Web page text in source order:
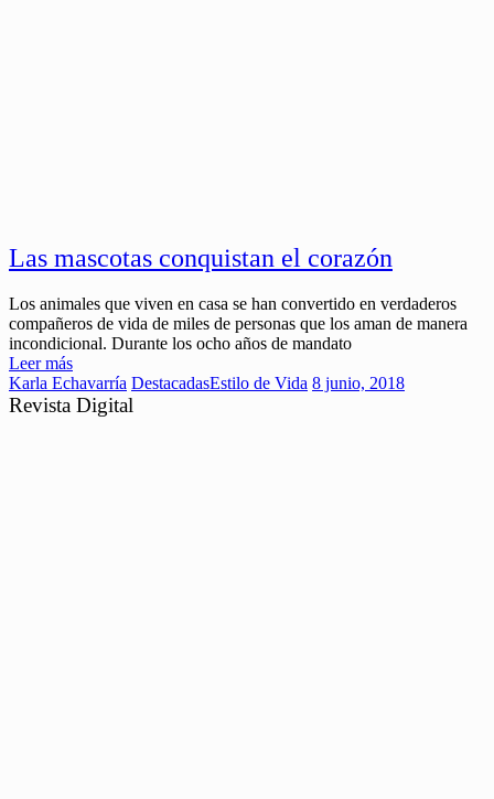
Las mascotas conquistan el corazón
Los animales que viven en casa se han convertido en verdaderos
compañeros de vida de miles de personas que los aman de manera
incondicional. Durante los ocho años de mandato
Leer más
Karla Echavarría DestacadasEstilo de Vida 8 junio, 2018
Revista Digital